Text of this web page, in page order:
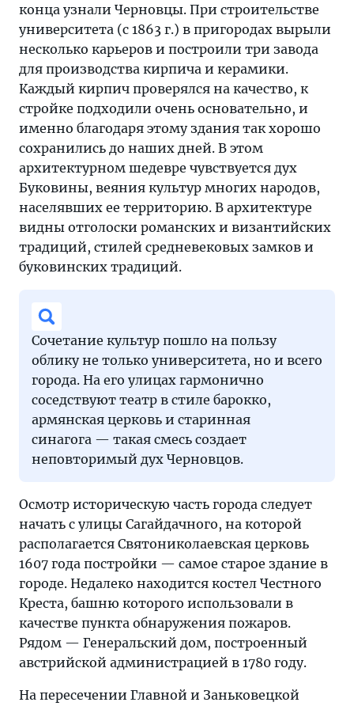
конца узнали Черновцы. При строительстве
университета (с 1863 г.) в пригородах вырыли
несколько карьеров и построили три завода
для производства кирпича и керамики.
Каждый кирпич проверялся на качество, к
стройке подходили очень основательно, и
именно благодаря этому здания так хорошо
сохранились до наших дней. В этом
архитектурном шедевре чувствуется дух
Буковины, веяния культур многих народов,
населявших ее территорию. В архитектуре
видны отголоски романских и византийских
традиций, стилей средневековых замков и
буковинских традиций.
Сочетание культур пошло на пользу
облику не только университета, но и всего
города. На его улицах гармонично
соседствуют театр в стиле барокко,
армянская церковь и старинная
синагога — такая смесь создает
неповторимый дух Черновцов.
Осмотр историческую часть города следует
начать с улицы Сагайдачного, на которой
располагается Святониколаевская церковь
1607 года постройки — самое старое здание в
городе. Недалеко находится костел Честного
Креста, башню которого использовали в
качестве пункта обнаружения пожаров.
Рядом — Генеральский дом, построенный
австрийской администрацией в 1780 году.
На пересечении Главной и Заньковецкой